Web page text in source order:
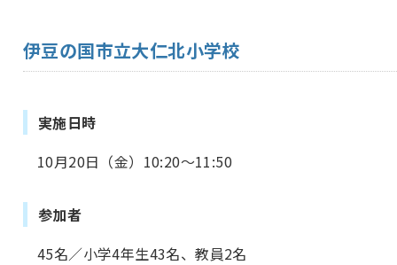
伊豆の国市立大仁北小学校
実施日時
10月20日（金）10:20～11:50
参加者
45名／小学4年生43名、教員2名